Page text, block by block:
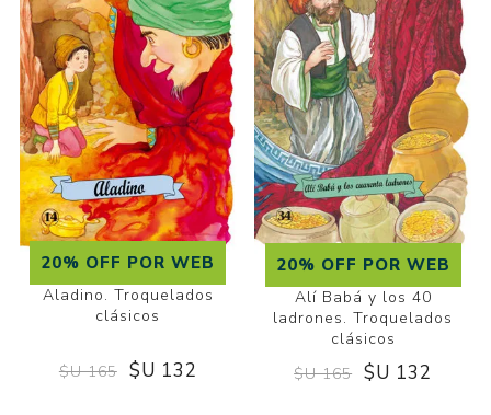
20% OFF POR WEB
Aladino. Troquelados
clásicos
$U 165 $U 132
20% OFF POR WEB
Alí Babá y los 40
ladrones. Troquelados
clásicos
$U 165 $U 132